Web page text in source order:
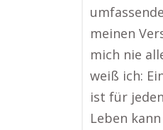
meinen
mich nie
weiß ich:
ist für
Leben